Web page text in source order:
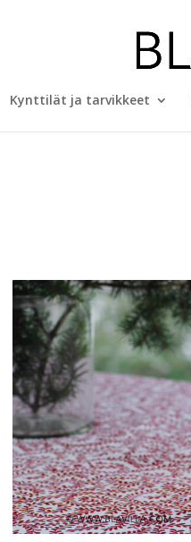
Kynttilät ja tarvikkeet